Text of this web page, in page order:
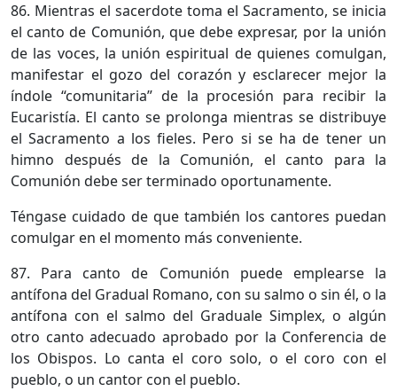
86. Mientras el sacerdote toma el Sacramento, se inicia
el canto de Comunión, que debe expresar, por la unión
de las voces, la unión espiritual de quienes comulgan,
manifestar el gozo del corazón y esclarecer mejor la
índole “comunitaria” de la procesión para recibir la
Eucaristía. El canto se prolonga mientras se distribuye
el Sacramento a los fieles. Pero si se ha de tener un
himno después de la Comunión, el canto para la
Comunión debe ser terminado oportunamente.
Téngase cuidado de que también los cantores puedan
comulgar en el momento más conveniente.
87. Para canto de Comunión puede emplearse la
antífona del Gradual Romano, con su salmo o sin él, o la
antífona con el salmo del Graduale Simplex, o algún
otro canto adecuado aprobado por la Conferencia de
los Obispos. Lo canta el coro solo, o el coro con el
pueblo, o un cantor con el pueblo.